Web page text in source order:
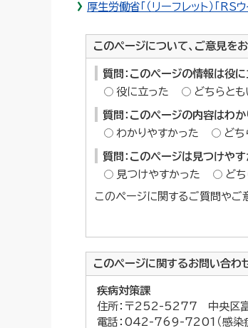
厚生労働省「（リーフレット）「RS
このページについて、ご意見を
質問：このページの情報は役
役に立った
どちらと
質問：このページの内容はわ
わかりやすかった
どち
質問：このページは見つけや
見つけやすかった
ど
このページに関するご質問やご
このページに関するお問い合わ
疾病対策課
住所：〒252-5277 中央区
電話：042-769-7201（感染